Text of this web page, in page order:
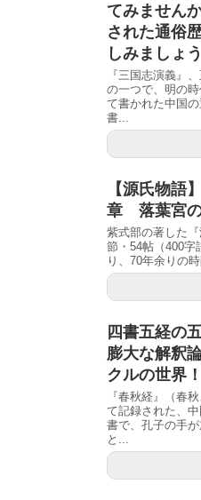
てみません
された通俗
しみましょう
『三国志演義』
の一つで、明の
て書かれた中国
書...
【源氏物語
章 落葉宮
紫式部の著した
節・54帖（400字
り、70年余りの
四書五経の
膨大な解釈
クルの世界！
『春秋経』（春
て記録された、
書で、孔子の手
と...